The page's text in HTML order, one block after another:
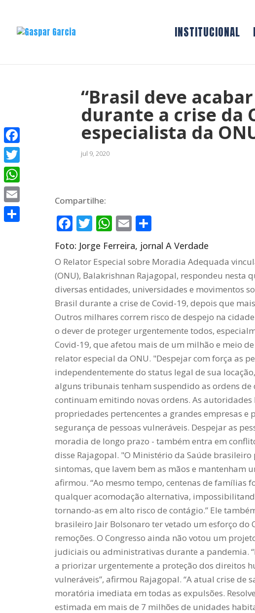
INSTITUCIONAL
“Brasil deve
durante a crise da
especialista da
jul 9, 2020
Compartilhe:
Facebook
Twitter
WhatsApp
EmailShare
Foto: Jorge Ferreira, jornal A Verdade
O Relator Especial sobre Moradia Adequada
(ONU), Balakrishnan Rajagopal, respondeu
diversas entidades, universidades e movimentos
Brasil durante a crise de Covid-19, depois que
Outros milhares correm risco de despejo na
o dever de proteger urgentemente todos,
Covid-19, que afetou mais de um milhão e meio
relator especial da ONU. "Despejar com força as
independentemente do status legal de sua
alguns tribunais tenham suspendido as ordens
continuam emitindo novas ordens. As
propriedades pertencentes a grandes empresas
segurança de pessoas vulneráveis. Despejar as
moradia de longo prazo - também entra em
disse Rajagopal. "O Ministério da Saúde brasileiro
sintomas, que lavem bem as mãos e mantenham
afirmou. “Ao mesmo tempo, centenas de famílias
qualquer acomodação alternativa,
tornando-as em alto risco de contágio.” Ele
brasileiro Jair Bolsonaro ter vetado um esforço
remoções. O Congresso ainda não votou um
judiciais ou administrativas durante a pandemia.
a priorizar urgentemente a proteção dos direitos
vulneráveis”, afirmou Rajagopal. “A atual crise de
moratória imediata em todas as expulsões.
estimada em mais de 7 milhões de unidades
Facebook
Twitter
WhatsApp
Email